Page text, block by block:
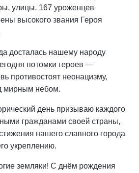
улицы. 167 уроженцев
высокого звания Героя
досталась нашему народу
потомки героев —
противостоят неонацизму,
мирным небом.
день призываю каждого
гражданами своей страны,
нашего славного города
укреплению.
земляки! С днём рождения